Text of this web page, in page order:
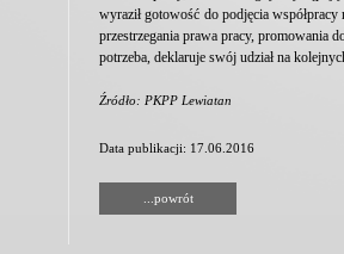
wyraził gotowość do podjęcia
przestrzegania prawa pracy, promowania
potrzeba, deklaruje swój udział na
Źródło: PKPP Lewiatan
Data publikacji: 17.06.2016
...powrót